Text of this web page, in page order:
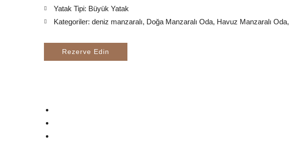
Yatak Tipi: Büyük Yatak
Kategoriler: deniz manzaralı, Doğa Manzaralı Oda, Havuz Manzaralı Oda,
Rezerve Edin